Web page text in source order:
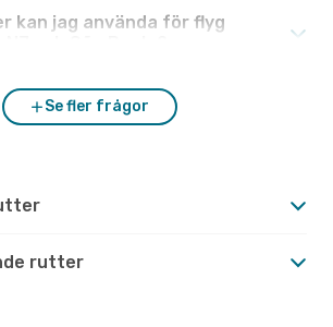
kan jag använda för flyg
Se fler frågor
rutter